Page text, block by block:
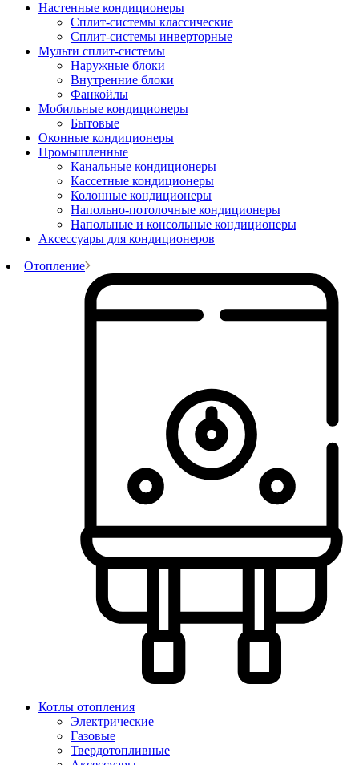
Настенные кондиционеры
Сплит-системы классические
Сплит-системы инверторные
Мульти сплит-системы
Наружные блоки
Внутренние блоки
Фанкойлы
Мобильные кондиционеры
Бытовые
Оконные кондиционеры
Промышленные
Канальные кондиционеры
Кассетные кондиционеры
Колонные кондиционеры
Напольно-потолочные кондиционеры
Напольные и консольные кондиционеры
Аксессуары для кондиционеров
Отопление
Котлы отопления
Электрические
Газовые
Твердотопливные